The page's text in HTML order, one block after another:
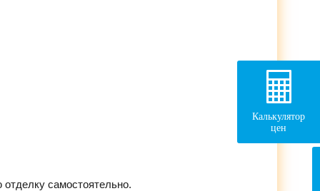
самостоятельно.
Калькулятор
цен